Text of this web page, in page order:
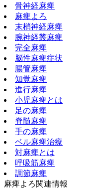
骨神経麻痺
麻痺よろ
末梢神経麻痺
腕神経叢麻痺
完全麻痺
脳性麻痺症状
腸管麻痺
知覚麻痺
進行麻痺
小児麻痺とは
足の麻痺
脊髄麻痺
手の麻痺
ベル麻痺治療
対麻痺とは
呼吸筋麻痺
調節麻痺
麻痺よろ関連情報